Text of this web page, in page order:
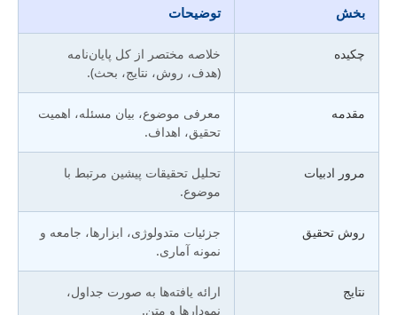
بخش توضیحات
چکیده
خلاصه مختصر از کل پایان‌نامه
(هدف، روش، نتایج، بحث).
مقدمه
معرفی موضوع، بیان مسئله، اهمیت
تحقیق، اهداف.
مرور ادبیات
تحلیل تحقیقات پیشین مرتبط با
موضوع.
روش تحقیق
جزئیات متدولوژی، ابزارها، جامعه و
نمونه آماری.
نتایج
ارائه یافته‌ها به صورت جداول،
نمودارها و متن.